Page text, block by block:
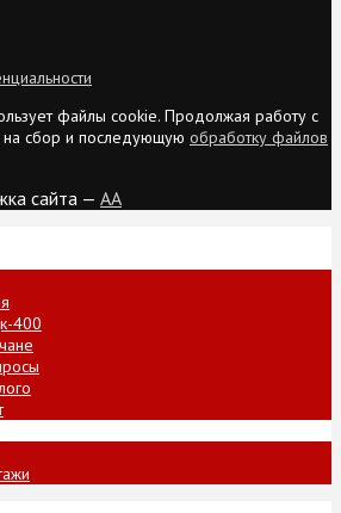
файлы cookie. Продолжая работу с
на сбор и последующую обработку файлов
сайта — AA
400